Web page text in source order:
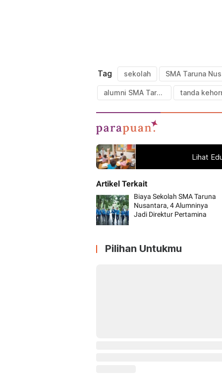
Tag sekolah
alumni SMA Taruna Nusantara
Lihat
Biaya Sekolah SMA Taruna
Nusantara, 4 Alumninya
Jadi Direktur Pertamina
Pilihan Untukmu